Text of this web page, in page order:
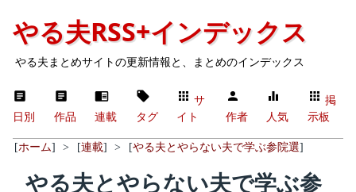
やる夫RSS+インデックス
やる夫まとめサイトの更新情報と、まとめのインデックス
日別 作品 連載 タグ
サ
イト
作者 人気
掲
示板
[ホーム] > [連載] > [やる夫とやらない夫で学ぶ参院選]
やる夫とやらない夫で学ぶ参